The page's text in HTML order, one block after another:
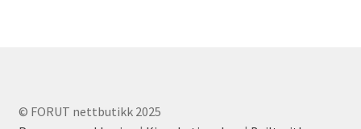
© FORUT nettbutikk 2025